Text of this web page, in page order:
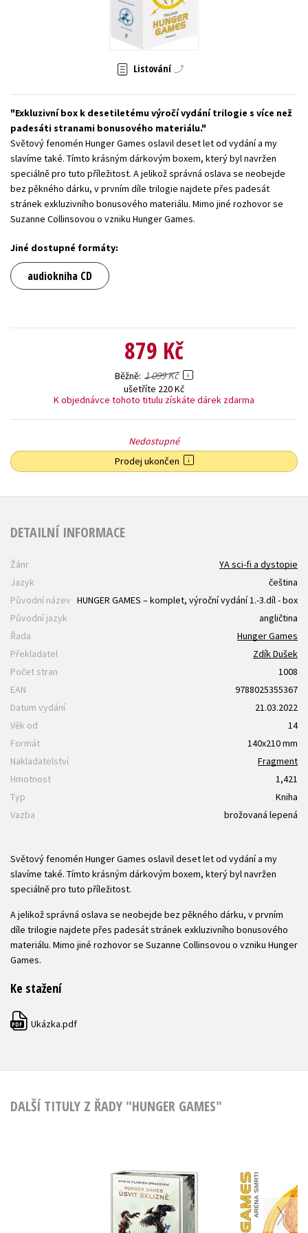
Zahraniční literatura
Všechny tituly
Listování
Exkluzivní box k desetiletému výročí vydání trilogie s více než
padesáti stranami bonusového materiálu.
Světový fenomén Hunger Games oslavil deset let od vydání a my
slavíme také. Tímto krásným dárkovým boxem, který byl navržen
speciálně pro tuto příležitost. A jelikož správná oslava se neobejde
bez pěkného dárku, v prvním díle trilogie najdete přes padesát
stránek exkluzivního bonusového materiálu. Mimo jiné rozhovor se
Suzanne Collinsovou o vzniku Hunger Games.
Jiné dostupné formáty:
audiokniha CD
879 Kč
Běžně 1 099 Kč
ušetříte 220 Kč
K objednávce tohoto titulu získáte dárek zdarma
Nedostupné
Prodej ukončen
DETAILNÍ INFORMACE
Žánr
YA sci-fi a dystopie
Jazyk
čeština
Původní název HUNGER GAMES – komplet, výroční vydání 1.-3.díl - box
Původní jazyk
angličtina
Řada
Hunger Games
Překladatel
Zdík Dušek
Počet stran
1008
EAN
9788025355367
Datum vydání
21.03.2022
Věk od
14
Formát
140x210 mm
Nakladatelství
Fragment
Hmotnost
1,421
Typ
Kniha
Vazba
brožovaná lepená
Světový fenomén Hunger Games oslavil deset let od vydání a my
slavíme také. Tímto krásným dárkovým boxem, který byl navržen
speciálně pro tuto příležitost.
A jelikož správná oslava se neobejde bez pěkného dárku, v prvním
díle trilogie najdete přes padesát stránek exkluzivního bonusového
materiálu. Mimo jiné rozhovor se Suzanne Collinsovou o vzniku Hunger
Games.
Ke stažení
PDF Ukázka.pdf
DALŠÍ TITULY Z ŘADY "HUNGER GAMES"
Úsvit sklizně
(filmové vydání)
Suzanne Collinsová
HUNGER
Aréna
(speciální
Suzanne